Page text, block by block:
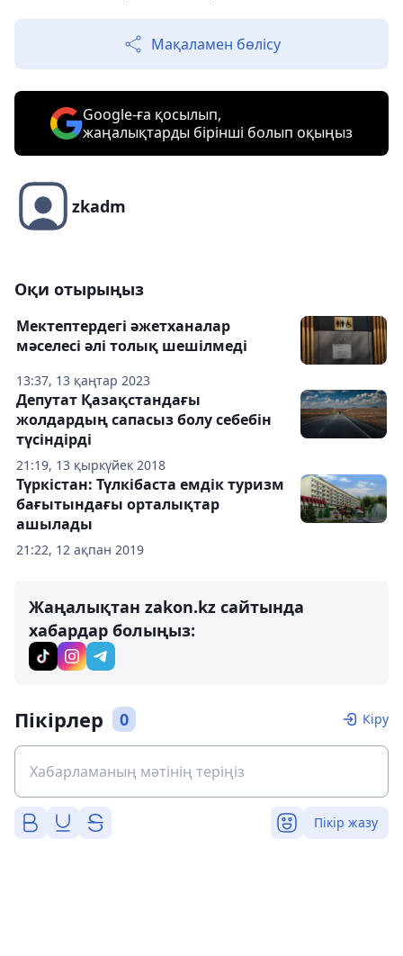
Мақаламен бөлісу
Google-ға қосылып,
жаңалықтарды бірінші болып оқыңыз
zkadm
Оқи отырыңыз
13:37, 13 қаңтар 2023
Мектептердегі әжетханалар
мәселесі әлі толық шешілмеді
21:19, 13 қыркүйек 2018
Депутат Қазақстандағы
жолдардың сапасыз болу себебін
түсіндірді
21:22, 12 ақпан 2019
Түркістан: Түлкібаста емдік туризм
бағытындағы орталықтар
ашылады
Жаңалықтан zakon.kz сайтында
хабардар болыңыз:
Пікірлер 0 Кіру
Пікір жазу